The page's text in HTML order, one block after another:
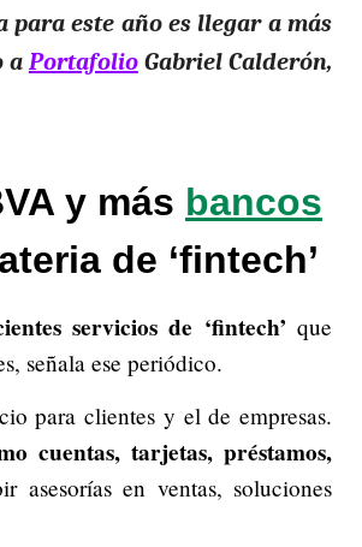
para este año es llegar a más
a PortafolioGabriel Calderón,
y más bancos
de ‘fintech’
servicios de ‘fintech’ que
señala ese periódico.
para clientes y el de empresas.
cuentas, tarjetas, préstamos,
en ventas, soluciones